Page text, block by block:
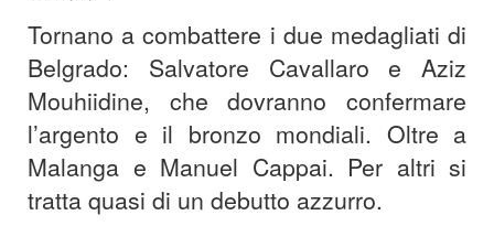
Tornano a combattere i due medagliati di
Belgrado: Salvatore Cavallaro e Aziz
Mouhiidine, che dovranno confermare
l’argento e il bronzo mondiali. Oltre a
Malanga e Manuel Cappai. Per altri si
tratta quasi di un debutto azzurro.